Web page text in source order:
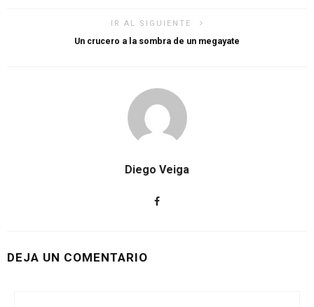
IR AL SIGUIENTE
Un crucero a la sombra de un megayate
Diego Veiga
DEJA UN COMENTARIO